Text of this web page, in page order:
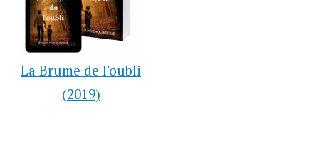
La Brume de l'oubli
(2019)